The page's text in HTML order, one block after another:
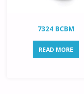
7324 BCBM
READ MORE